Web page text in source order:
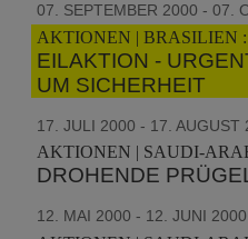
07. SEPTEMBER 2000 - 07.
AKTIONEN | BRASILIEN :
EILAKTION -
UM SICHERHEIT
17. JULI 2000 - 17. AUGUST
AKTIONEN | SAUDI-
DROHENDE
12. MAI 2000 - 12. JUNI 2000